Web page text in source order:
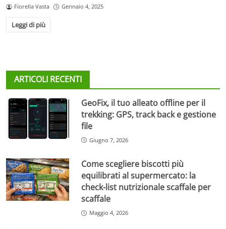
Fiorella Vasta Gennaio 4, 2025
Leggi di più
ARTICOLI RECENTI
GeoFix, il tuo alleato offline per il
trekking: GPS, track back e gestione
file
Giugno 7, 2026
Come scegliere biscotti più
equilibrati al supermercato: la
check-list nutrizionale scaffale per
scaffale
Maggio 4, 2026